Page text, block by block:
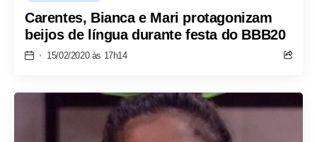
Carentes, Bianca e Mari protagonizam
beijos de língua durante festa do BBB20
15/02/2020 às 17h14